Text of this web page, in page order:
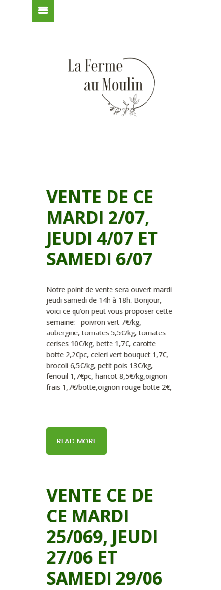
VENTE DE CE
MARDI 2/07,
JEUDI 4/07 ET
SAMEDI 6/07
Notre point de vente sera ouvert mardi
jeudi samedi de 14h à 18h. Bonjour,
voici ce qu’on peut vous proposer cette
semaine: poivron vert 7€/kg,
aubergine, tomates 5,5€/kg, tomates
cerises 10€/kg, bette 1,7€, carotte
botte 2,2€pc, celeri vert bouquet 1,7€,
brocoli 6,5€/kg, petit pois 13€/kg,
fenouil 1,7€pc, haricot 8,5€/kg,oignon
frais 1,7€/botte,oignon rouge botte 2€,
READ MORE
VENTE CE DE
CE MARDI
25/069, JEUDI
27/06 ET
SAMEDI 29/06